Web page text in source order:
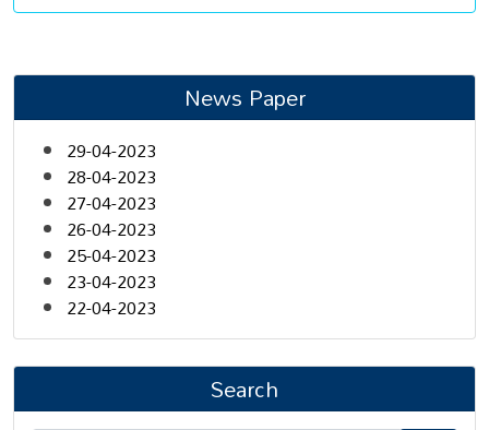
News Paper
29-04-2023
28-04-2023
27-04-2023
26-04-2023
25-04-2023
23-04-2023
22-04-2023
Search